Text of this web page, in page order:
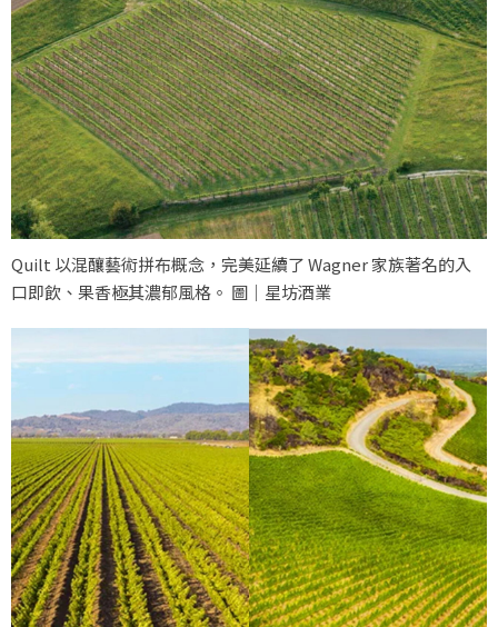
Quilt 以混釀藝術拼布概念，完美延續了 Wagner 家族著名的入
口即飲、果香極其濃郁風格。 圖｜星坊酒業